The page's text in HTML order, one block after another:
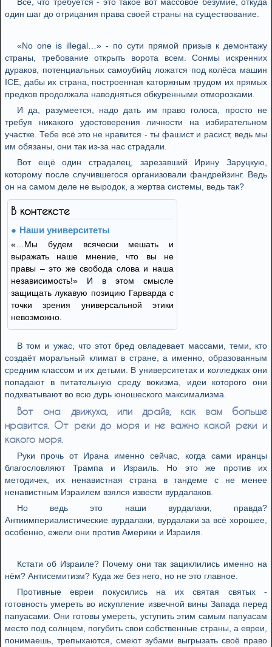
один шаг до отрицания права своей страны на существование.
«No one is illegal…» - по сути прямой призыв к демонтажу
страны, требование открыть ворота всем. Сонмы искренних
дураков, потенциальных самоубийц ложатся под колёса машин
ICE, дабы их страна, построенная каторжным трудом их прямых
предков продолжала наводняться обкуренными отморозками.
И да, разумеется, надо дать им право голоса, просто не
требуя никакого удостоверения личности на избирательном
участке. Тебе всё это не нравится - ты фашист и расист, ведь мы
им обязаны, они так из-за нас страдали.
Вот ещё один страдалец, зарезавший Ирину Заруцкую,
которому после случившегося организовали фандрейзинг. Ведь
он на самом деле не выродок, а жертва системы, ведь так?
В контексте
Наши университеты
«…Мы будем всячески мешать и
выражать наше мнение, что вы не
правы – это же свобода слова и наша
независимость!» И в этом смысле
защищать лукавую позицию Гарварда с
точки зрения универсальной этики
невозможно.
В том и ужас, что этот бред овладевает массами, теми, кто
создаёт моральный климат в стране, а именно, образованным
средним классом и их детьми. В университетах и колледжах они
попадают в питательную среду вокизма, идеи которого они
подхватывают во всю дурь юношеского максимализма.
Вот она движуха, или драйв, как вам больше
нравится. От реки до моря и не важно какой реки и
какого моря.
Руки прочь от Ирана именно сейчас, когда сами иранцы
благословляют Трампа и Израиль. Но это же против их
методичек, их ненавистная страна в тандеме с не менее
ненавистным Израилем взялся извести вурдалаков.
Но ведь это наши вурдалаки, правда?
Антиимпериалистические вурдалаки, вурдалаки за всё хорошее,
особенно, ежели они против Америки и Израиля.
Кстати об Израиле? Почему они так зациклились именно на
нём? Антисемитизм? Куда же без него, но не это главное.
Противные евреи покусились на их святая святых -
готовность умереть во искупление извечной вины Запада перед
папуасами. Они готовы умереть, уступить этим самым папуасам
место под солнцем, погубить свои собственные страны, а евреи,
понимаешь, трепыхаются, смеют зубами выгрызать своё право